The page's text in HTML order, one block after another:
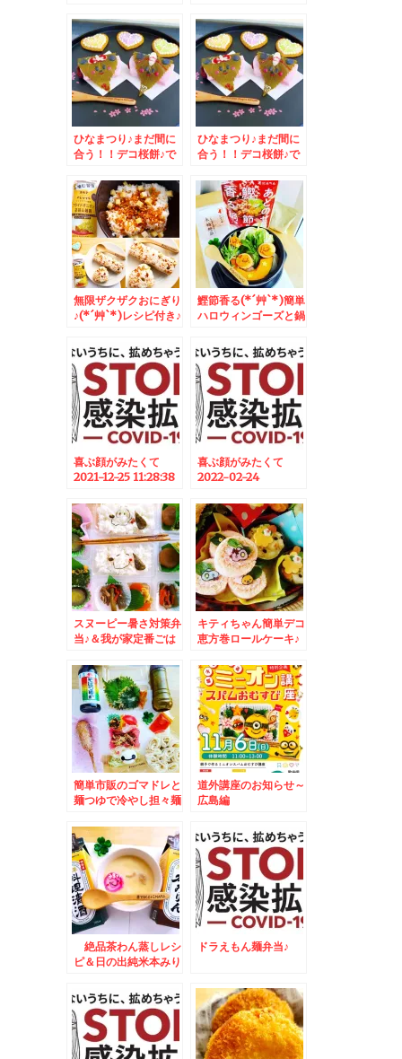
ートでお祝い♪
ひなまつり♪まだ間に
合う！！デコ桜餅♪で
ひなまつり♪まだ間に
合う！！デコ桜餅♪で
無限ザクザクおにぎり
♪(*´艸`*)レシピ付き♪
鰹節香る(*´艸`*)簡単
ハロウィンゴーズと鍋
`*)レシピ♪
喜ぶ顔がみたくて
2021-12-25 11:28:38
喜ぶ顔がみたくて
2022-02-24
スヌーピー暑さ対策弁
当♪＆我が家定番ごは
け♪
キティちゃん簡単デコ
恵方巻ロールケーキ♪
簡単市販のゴマドレと
麺つゆで冷やし担々麺
道外講座のお知らせ～
広島編
絶品茶わん蒸しレシ
ピ＆日の出純米本みり
ード2023
ドラえもん麺弁当♪